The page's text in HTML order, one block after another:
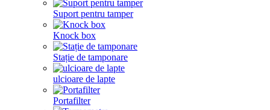
Suport pentru tamper
Knock box
Stație de tamponare
ulcioare de lapte
Portafilter